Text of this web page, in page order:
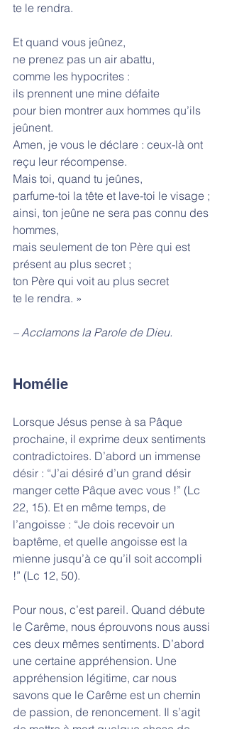
te le rendra.
Et quand vous jeûnez,
ne prenez pas un air abattu,
comme les hypocrites :
ils prennent une mine défaite
pour bien montrer aux hommes qu’ils
jeûnent.
Amen, je vous le déclare : ceux-là ont
reçu leur récompense.
Mais toi, quand tu jeûnes,
parfume-toi la tête et lave-toi le visage ;
ainsi, ton jeûne ne sera pas connu des
hommes,
mais seulement de ton Père qui est
présent au plus secret ;
ton Père qui voit au plus secret
te le rendra. »
– Acclamons la Parole de Dieu.
Homélie
Lorsque Jésus pense à sa Pâque
prochaine, il exprime deux sentiments
contradictoires. D’abord un immense
désir : “J’ai désiré d’un grand désir
manger cette Pâque avec vous !” (Lc
22, 15). Et en même temps, de
l’angoisse : “Je dois recevoir un
baptême, et quelle angoisse est la
mienne jusqu’à ce qu’il soit accompli
!” (Lc 12, 50).
Pour nous, c’est pareil. Quand débute
le Carême, nous éprouvons nous aussi
ces deux mêmes sentiments. D’abord
une certaine appréhension. Une
appréhension légitime, car nous
savons que le Carême est un chemin
de passion, de renoncement. Il s’agit